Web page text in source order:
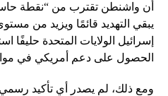
أن واشنطن تقترب من “نقطة
يبقي التهديد قائمًا ويزيد من
إسرائيل الولايات المتحدة حليفًا
الحصول على دعم أمريكي في
ومع ذلك، لم يصدر أي تأكيد